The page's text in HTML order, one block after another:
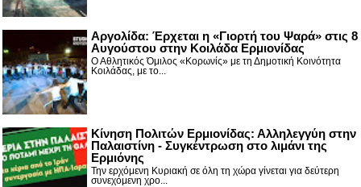
Αργολίδα: Έρχεται η «Γιορτή του Ψαρά» στις 8
Αυγούστου στην Κοιλάδα Ερμιονίδας
Ο Αθλητικός Όμιλος «Κορωνίς» με τη Δημοτική Κοινότητα
Κοιλάδας, με το...
Κίνηση Πολιτών Ερμιονίδας: Αλληλεγγύη στην
Παλαιστίνη - Συγκέντρωση στο λιμάνι της
Ερμιόνης
Την ερχόμενη Κυριακή σε όλη τη χώρα γίνεται για δεύτερη
συνεχόμενη χρο...